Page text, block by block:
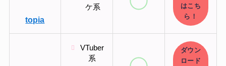
topia
ケ系
はこち
ら！
VTuber
系
ダウン
ロード